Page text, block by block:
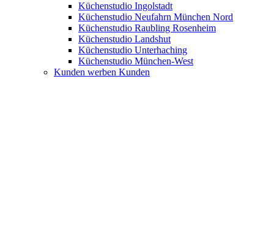
Küchenstudio Ingolstadt
Küchenstudio Neufahrn München Nord
Küchenstudio Raubling Rosenheim
Küchenstudio Landshut
Küchenstudio Unterhaching
Küchenstudio München-West
Kunden werben Kunden